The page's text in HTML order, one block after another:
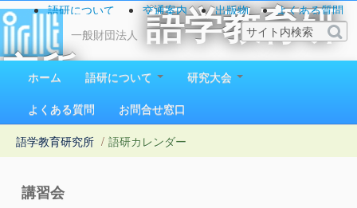
一般財団法人
語学教育研
究所
1923（大正12）年創立
語研について 交通案内 出版物
よくある質問
お問い合わせ
ホーム 語研について
研究大会
よくある質問
お問合せ窓口
語学教育研究所 / 語研カレンダー
講習会